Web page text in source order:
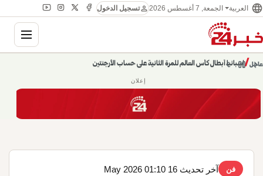
language العربية الجمعة, 7 أغسطس 2026 personتسجيل الدخول
عاجل/حديث الساعة: سيناريوهات قادمة 745 chevron_right
pause
chevron_left
إعلان
فن آخر تحديث 16 May 2026 01:10